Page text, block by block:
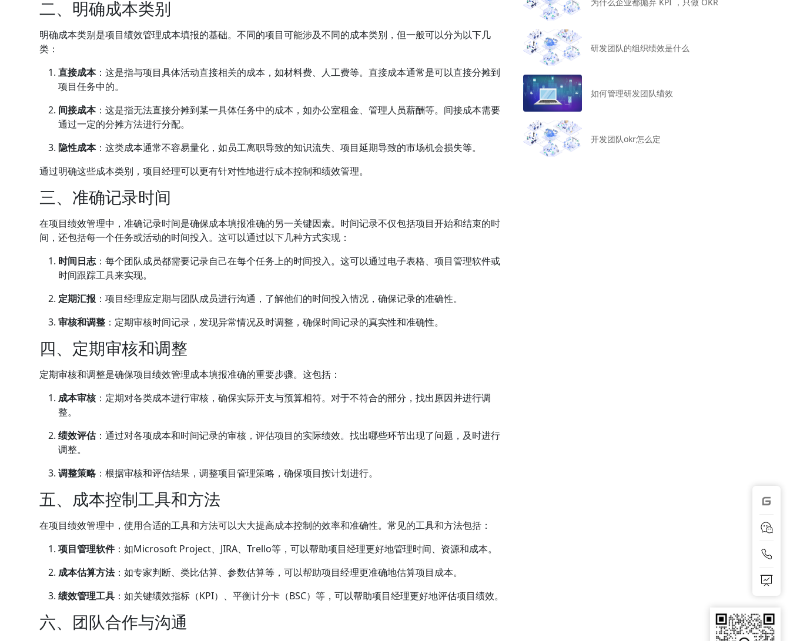
二、明确成本类别
明确成本类别是项目绩效管理成本填报的基础。不同的项目可能涉及不同的成本类别，但一般可以分为以下几
类：
直接成本：这是指与项目具体活动直接相关的成本，如材料费、人工费等。直接成本通常是可以直接分摊到
项目任务中的。
间接成本：这是指无法直接分摊到某一具体任务中的成本，如办公室租金、管理人员薪酬等。间接成本需要
通过一定的分摊方法进行分配。
隐性成本：这类成本通常不容易量化，如员工离职导致的知识流失、项目延期导致的市场机会损失等。
通过明确这些成本类别，项目经理可以更有针对性地进行成本控制和绩效管理。
三、准确记录时间
在项目绩效管理中，准确记录时间是确保成本填报准确的另一关键因素。时间记录不仅包括项目开始和结束的时
间，还包括每一个任务或活动的时间投入。这可以通过以下几种方式实现：
时间日志：每个团队成员都需要记录自己在每个任务上的时间投入。这可以通过电子表格、项目管理软件或
时间跟踪工具来实现。
定期汇报 ：项目经理应定期与团队成员进行沟通，了解他们的时间投入情况，确保记录的准确性。
审核和调整 ：定期审核时间记录，发现异常情况及时调整，确保时间记录的真实性和准确性。
四、定期审核和调整
定期审核和调整是确保项目绩效管理成本填报准确的重要步骤。这包括：
成本审核：定期对各类成本进行审核，确保实际开支与预算相符。对于不符合的部分，找出原因并进行调
整。
绩效评估：通过对各项成本和时间记录的审核，评估项目的实际绩效。找出哪些环节出现了问题，及时进行
调整。
调整策略：根据审核和评估结果，调整项目管理策略，确保项目按计划进行。
五、成本控制工具和方法
在项目绩效管理中，使用合适的工具和方法可以大大提高成本控制的效率和准确性。常见的工具和方法包括：
项目管理软件：如Microsoft Project、JIRA、Trello等，可以帮助项目经理更好地管理时间、资源和成本。
成本估算方法：如专家判断、类比估算、参数估算等，可以帮助项目经理更准确地估算项目成本。
绩效管理工具 ：如关键绩效指标（KPI）、平衡计分卡（BSC）等，可以帮助项目经理更好地评估项目绩效。
六、团队合作与沟通
研发团队的组织绩效是什么
如何管理研发团队绩效
开发团队okr怎么定